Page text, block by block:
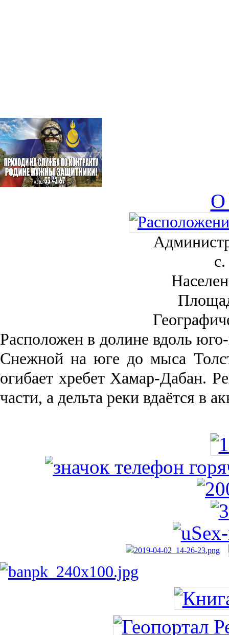
О
Рас­положен в долине вдоль
Снежной на юге до мыса
огибает хребет Хамар-Дабан.
части, а дельта реки вда­ётся в